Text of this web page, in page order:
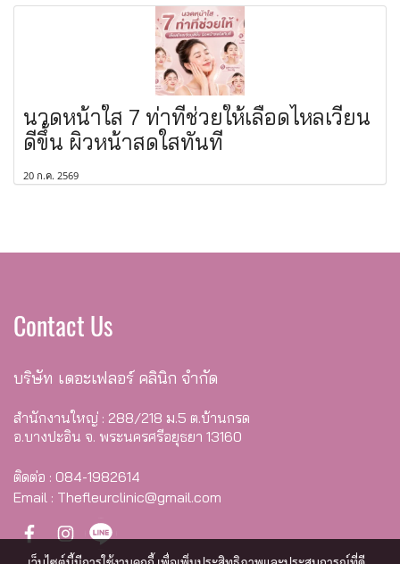
นวดหน้าใส 7 ท่าที่ช่วยให้เลือดไหลเวียน
ดีขึ้น ผิวหน้าสดใสทันที
20 ก.ค. 2569
Contact Us
บริษัท เดอะเฟลอร์ คลินิก จำกัด
สำนักงานใหญ่ : 288/218 ม.5 ต.บ้านกรด
อ.บางปะอิน จ. พระนครศรีอยุธยา 13160
ติดต่อ : 084-1982614
Email : Thefleurclinic@gmail.com